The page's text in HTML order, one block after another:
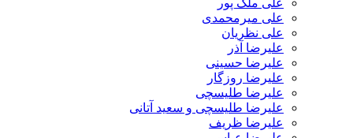
علی ملک پور
علی میرمحمدی
علی نظریان
علیرضا آذر
علیرضا حسینی
علیرضا روزگار
علیرضا طلیسچی
علیرضا طلیسچی و سعید آتانی
علیرضا ظریف